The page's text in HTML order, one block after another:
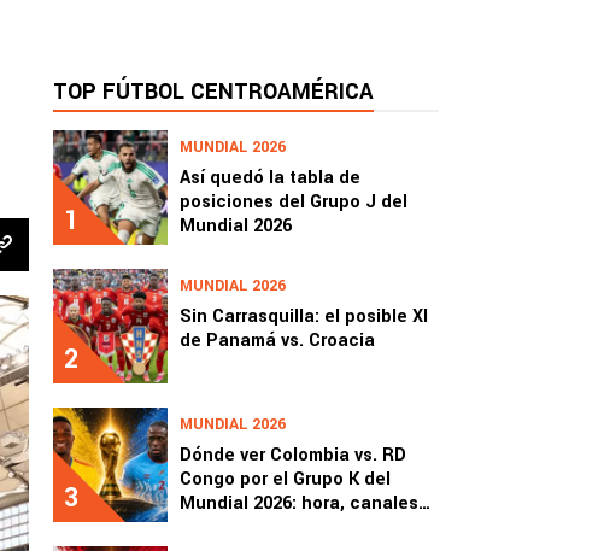
TOP FÚTBOL CENTROAMÉRICA
1
MUNDIAL 2026
Así quedó la tabla de
posiciones del Grupo J del
Mundial 2026
2
MUNDIAL 2026
Sin Carrasquilla: el posible XI
de Panamá vs. Croacia
3
MUNDIAL 2026
Dónde ver Colombia vs. RD
Congo por el Grupo K del
Mundial 2026: hora, canales